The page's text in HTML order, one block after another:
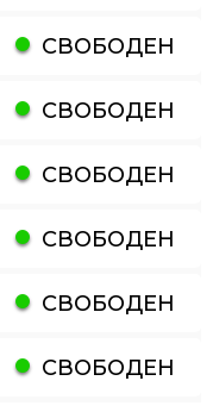
СВОБОДЕН
СВОБОДЕН
СВОБОДЕН
СВОБОДЕН
СВОБОДЕН
СВОБОДЕН